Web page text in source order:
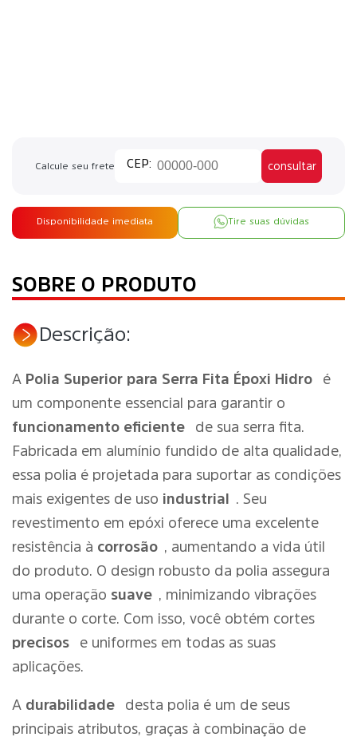
Calcule seu frete consultar
Disponibilidade imediata Tire suas dúvidas
SOBRE O PRODUTO
Descrição:
A Polia Superior para Serra Fita Époxi Hidro
é
um componente essencial para garantir o
funcionamento eficiente
de sua serra fita.
Fabricada em alumínio fundido de alta qualidade,
essa polia é projetada para suportar as condições
mais exigentes de uso industrial
. Seu
revestimento em epóxi oferece uma excelente
resistência à corrosão , aumentando a vida útil
do produto. O design robusto da polia assegura
uma operação suave , minimizando vibrações
durante o corte. Com isso, você obtém cortes
precisos
e uniformes em todas as suas
aplicações.
A durabilidade
desta polia é um de seus
principais atributos, graças à combinação de